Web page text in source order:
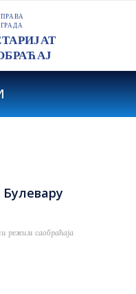
Булевару
режим саобраћаја